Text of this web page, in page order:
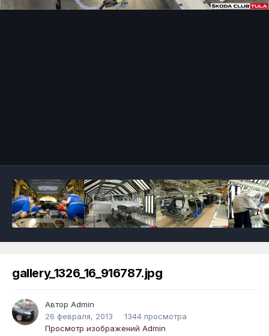
gallery_1326_16_916787.jpg
Автор Admin
26 февраля, 2013
1344 просмотра
Просмотр изображений Admin